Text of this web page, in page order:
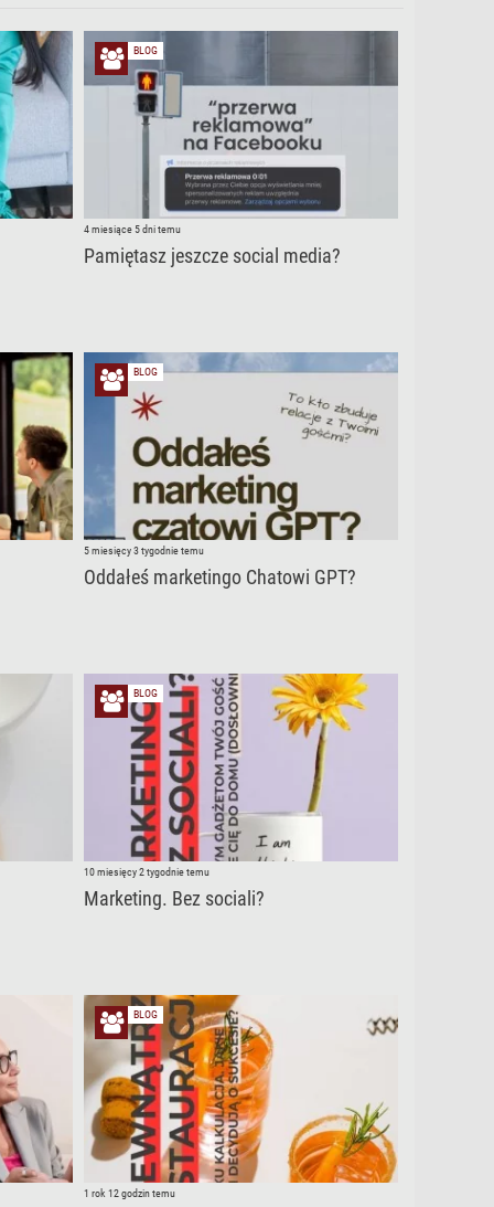
BLOG
4 miesiące 5 dni temu
Pamiętasz jeszcze social media?
BLOG
5 miesięcy 3 tygodnie temu
Oddałeś marketingo Chatowi GPT?
BLOG
10 miesięcy 2 tygodnie temu
Marketing. Bez sociali?
BLOG
1 rok 12 godzin temu